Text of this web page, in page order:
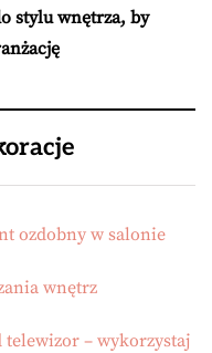
stylu wnętrza, by
ozdobny w salonie
wnętrz
– wykorzystaj